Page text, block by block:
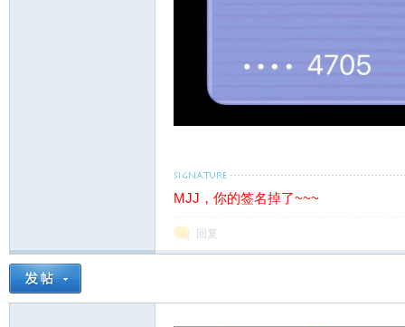
MJJ，你的签名掉了~~~
回复